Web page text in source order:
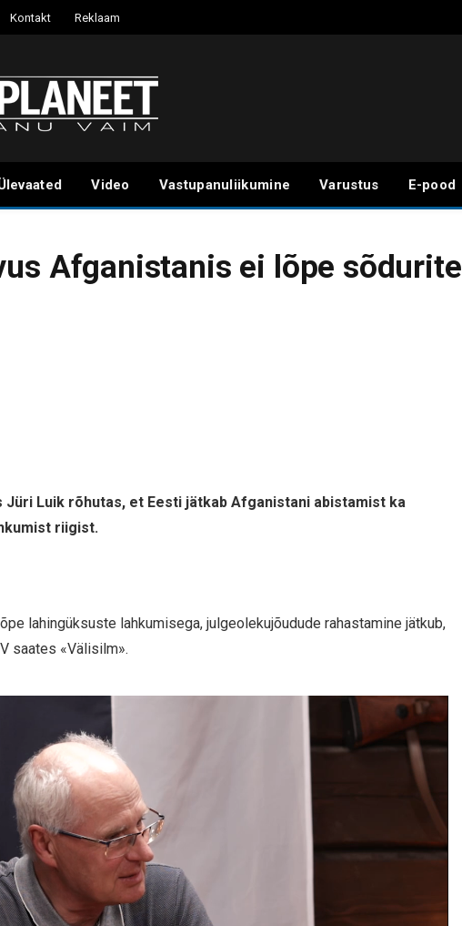
Kontakt Reklaam
Video Vastupanuliikumine Varustus E-pood
Afganistanis ei lõpe sõdurite
Jüri Luik rõhutas, et Eesti jätkab Afganistani abistamist ka
riigist.
lahingüksuste lahkumisega, julgeolekujõudude rahastamine jätkub,
saates «Välisilm».